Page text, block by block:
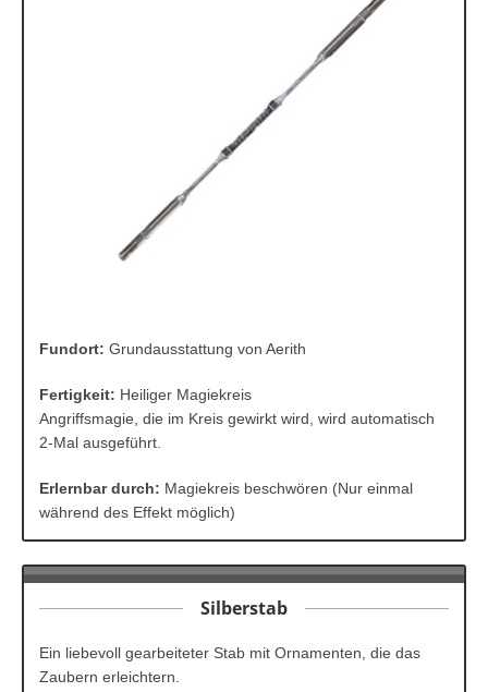
Fundort: Grundausstattung von Aerith
Fertigkeit: Heiliger Magiekreis
Angriffsmagie, die im Kreis gewirkt wird, wird automatisch
2-Mal ausgeführt.
Erlernbar durch: Magiekreis beschwören (Nur einmal
während des Effekt möglich)
Silberstab
Ein liebevoll gearbeiteter Stab mit Ornamenten, die das
Zaubern erleichtern.